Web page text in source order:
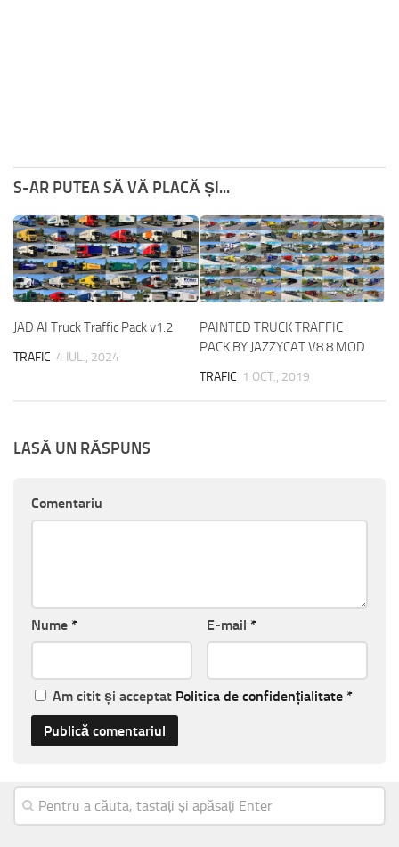
S-AR PUTEA SĂ VĂ PLACĂ ȘI...
JAD AI Truck Traffic Pack v1.2
TRAFIC 4 IUL., 2024
PAINTED TRUCK TRAFFIC
PACK BY JAZZYCAT V8.8 MOD
TRAFIC 1 OCT., 2019
LASĂ UN RĂSPUNS
Comentariu
Nume * E-mail *
Am citit și acceptat Politica de confidențialitate *